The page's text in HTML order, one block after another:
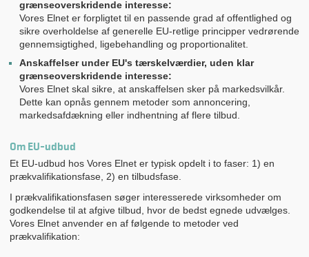
grænseoverskridende interesse:
Vores Elnet er forpligtet til en passende grad af offentlighed og
sikre overholdelse af generelle EU-retlige principper vedrørende
gennemsigtighed, ligebehandling og proportionalitet.
Anskaffelser under EU's tærskelværdier, uden klar
grænseoverskridende interesse:
Vores Elnet skal sikre, at anskaffelsen sker på markedsvilkår.
Dette kan opnås gennem metoder som annoncering,
markedsafdækning eller indhentning af flere tilbud.
Om EU-udbud
Et EU-udbud hos Vores Elnet er typisk opdelt i to faser: 1) en
prækvalifikationsfase, 2) en tilbudsfase.
I prækvalifikationsfasen søger interesserede virksomheder om
godkendelse til at afgive tilbud, hvor de bedst egnede udvælges.
Vores Elnet anvender en af følgende to metoder ved
prækvalifikation: